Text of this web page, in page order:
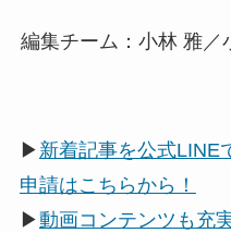
編集チーム：小林 雅／
▶ 新着記事を公式LINE
申請はこちらから！
▶動画コンテンツも充